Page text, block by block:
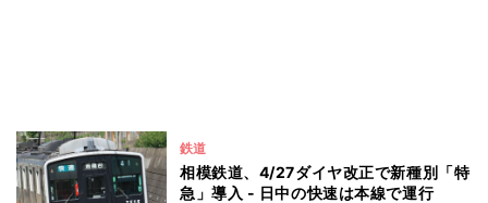
鉄道
相模鉄道、4/27ダイヤ改正で新種別「特
急」導入 - 日中の快速は本線で運行